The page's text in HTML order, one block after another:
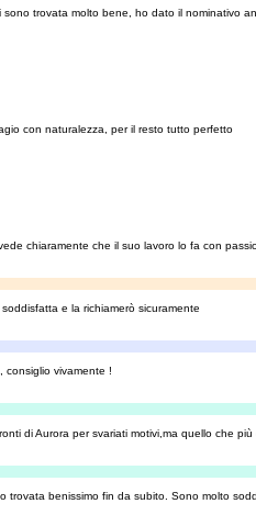
trovata molto bene, ho dato il nominativo
con naturalezza, per il resto tutto perfetto
chiaramente che il suo lavoro lo fa con
e la richiamerò sicuramente
consiglio vivamente !
di Aurora per svariati motivi,ma quello che
trovata benissimo fin da subito. Sono molto